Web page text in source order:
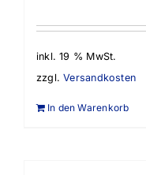
inkl. 19 % MwSt.
zzgl.Versandkosten
In den Warenkorb